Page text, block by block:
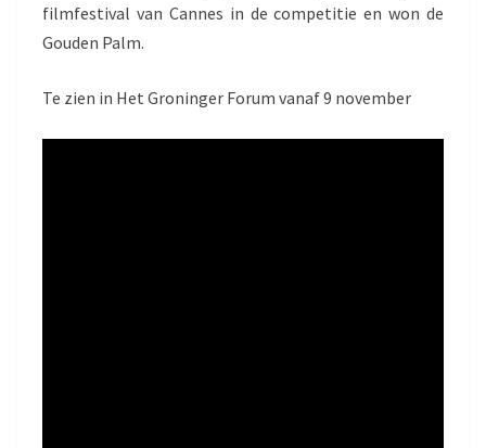
filmfestival van Cannes in de competitie en won de
Gouden Palm.
Te zien in Het Groninger Forum vanaf 9 november